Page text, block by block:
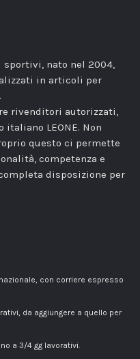
sportivi, nato nel 2004,
in articoli per
rivenditori autorizzati,
LEONE. Non
questo ci permette
competenza e
disposizione per
con corriere espresso
da aggiungere a quello per
a 3/4 gg lavorativi.